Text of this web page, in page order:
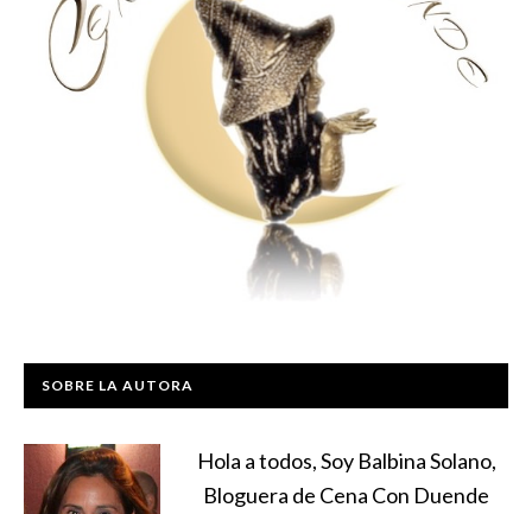
SOBRE LA AUTORA
Hola a todos, Soy Balbina Solano,
Bloguera de Cena Con Duende